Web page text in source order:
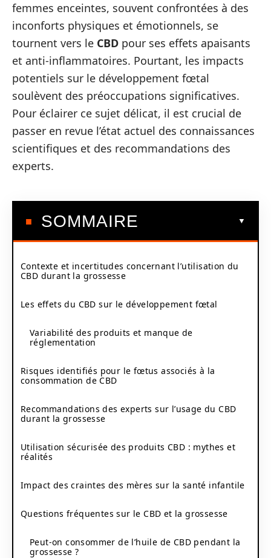
femmes enceintes, souvent confrontées à des
inconforts physiques et émotionnels, se
tournent vers le CBD pour ses effets apaisants
et anti-inflammatoires. Pourtant, les impacts
potentiels sur le développement fœtal
soulèvent des préoccupations significatives.
Pour éclairer ce sujet délicat, il est crucial de
passer en revue l’état actuel des connaissances
scientifiques et des recommandations des
experts.
SOMMAIRE
Contexte et incertitudes concernant l’utilisation du
CBD durant la grossesse
Les effets du CBD sur le développement fœtal
Variabilité des produits et manque de
réglementation
Risques identifiés pour le fœtus associés à la
consommation de CBD
Recommandations des experts sur l’usage du CBD
durant la grossesse
Utilisation sécurisée des produits CBD : mythes et
réalités
Impact des craintes des mères sur la santé infantile
Questions fréquentes sur le CBD et la grossesse
Peut-on consommer de l’huile de CBD pendant la
grossesse ?